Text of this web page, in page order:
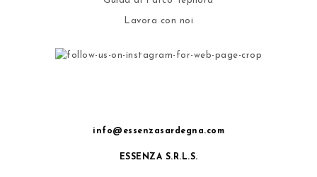
Lavora con noi
info@essenzasardegna.com
ESSENZA S.R.L.S.